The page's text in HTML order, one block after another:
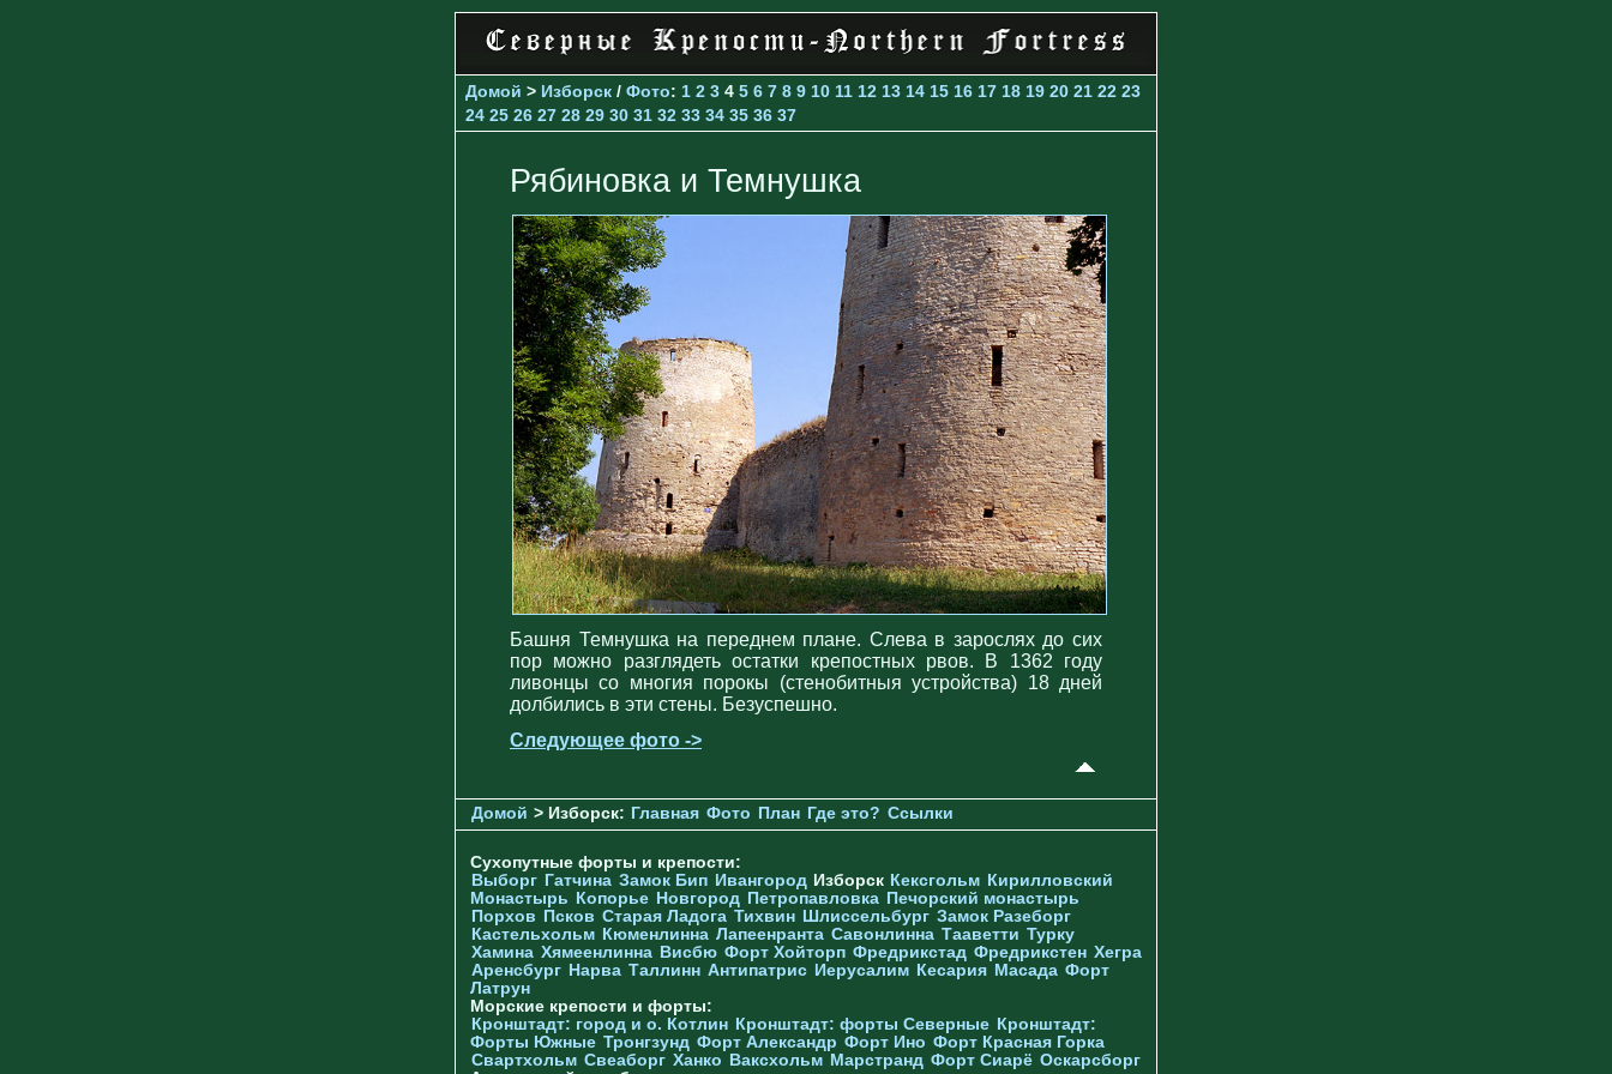
Домой > Изборск / Фото: 1 2 3 4 5 6 7 8 9 10 11 12 13 14 15 16 17 18 19 20 21 22 23
24 25 26 27 28 29 30 31 32 33 34 35 36 37
Рябиновка и Темнушка
Башня Темнушка на переднем плане. Слева в зарослях до сих
пор можно разглядеть остатки крепостных рвов. В 1362 году
ливонцы со многия порокы (стенобитныя устройства) 18 дней
долбились в эти стены. Безуспешно.
Следующее фото ->
Домой > Изборск: Главная Фото План Где это? Ссылки
Сухопутные форты и крепости:
Выборг Гатчина Замок Бип Ивангород Изборск Кексгольм Кирилловский
Монастырь
Копорье Новгород Петропавловка Печорcкий монастырь
Порхов
Псков Старая Ладога Тихвин Шлиссельбург Замок Разеборг
Кастельхольм Кюменлинна Лапеенранта Савонлинна Тааветти Турку
Хамина Хямеенлинна Висбю Форт Хойторп Фредрикстад Фредрикстен Хегра
Аренсбург Нарва Таллинн Антипатрис Иерусалим Кесария Масада Форт
Латрун
Морские крепости и форты:
Кронштадт: город и о. Котлин Кронштадт: форты Северные Кронштадт:
Форты Южные Тронгзунд Форт Александр Форт Ино Форт Красная Горка
Свартхольм Свеаборг Ханко Ваксхольм Марстранд Форт Сиарё Оскарсборг